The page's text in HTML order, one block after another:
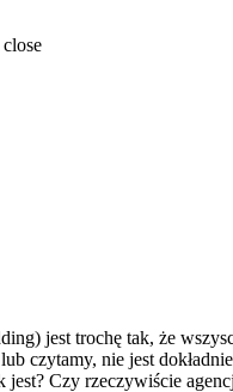
close
jest trochę tak, że
czytamy, nie jest
Czy rzeczywiście